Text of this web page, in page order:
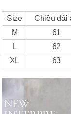
Size Chiều dài
M
61
L
62
XL
63